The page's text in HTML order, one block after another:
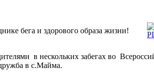
бега и здорового образа жизни!
в нескольких забегах во
в с.Майма.